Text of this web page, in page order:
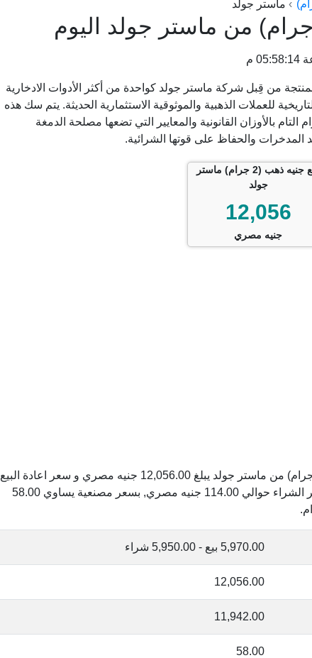
ماستر جولد
الذهبية ربع جنيه ذهب (2 جرام) المنتجة من قِبل شركة ماستر جولد كواحدة من أكثر الأدوات الادخارية
للعملات الذهبية والموثوقية الاستثمارية الحديثة. يتم سك هذه
فائقة، مع الالتزام التام بالأوزان القانونية والمعايير التي تضعها مصلحة الدمغة
المدخرات والحفاظ على قوتها الشرائية.
ربع جنيه ذهب (2 جرام) ماستر
جولد
12,056
جنيه مصري
السعر الحالي للعملة الذهبية ربع جنيه ذهب (2 جرام) من ماستر جولد يبلغ 12,056.00 جنيه مصري و سعر اعادة البيع
11,942.00 جنيه. مع فارق بين سعر البيع و سعر الشراء حوالي 114.00 جنيه مصري, بسعر مصنعية يساوي 58.00
5,970.00 بيع - 5,950.00 شراء
12,056.00
11,942.00
58.00